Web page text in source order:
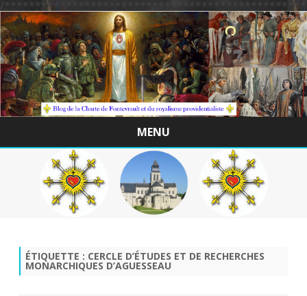
/
MENU
Skip
to
content
ÉTIQUETTE : CERCLE D’ÉTUDES ET DE RECHERCHES
MONARCHIQUES D’AGUESSEAU